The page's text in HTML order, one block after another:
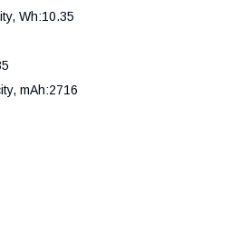
Wh:10.35
mAh:2716